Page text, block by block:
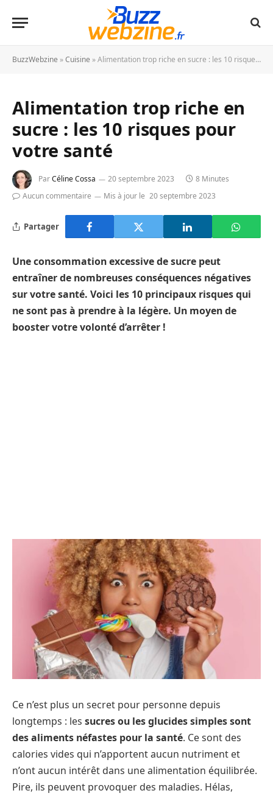
BuzzWebzine »Cuisine »Alimentation trop riche en sucre : les 10 risques pour votre santé
Alimentation trop riche en
sucre : les 10 risques pour
votre santé
ParCéline Cossa 20 septembre 2023
8 Minutes
Aucun commentaire
Mis à jour le 20 septembre 2023
Partager
Une consommation excessive de sucre peut
entraîner de nombreuses conséquences négatives
sur votre santé. Voici les 10 principaux risques qui
ne sont pas à prendre à la légère. Un moyen de
booster votre volonté d’arrêter !
Ce n’est plus un secret pour personne depuis
longtemps : les sucres ou les glucides simples sont
des aliments néfastes pour la santé. Ce sont des
calories vides qui n’apportent aucun nutriment et
n’ont aucun intérêt dans une alimentation équilibrée.
Pire, ils peuvent provoquer des maladies. Hélas,